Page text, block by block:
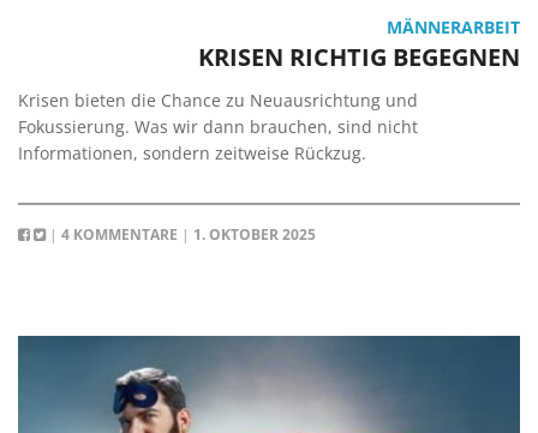
MÄNNERARBEIT
KRISEN RICHTIG BEGEGNEN
Krisen bieten die Chance zu Neuausrichtung und
Fokussierung. Was wir dann brauchen, sind nicht
Informationen, sondern zeitweise Rückzug.
| 4 KOMMENTARE | 1. OKTOBER 2025